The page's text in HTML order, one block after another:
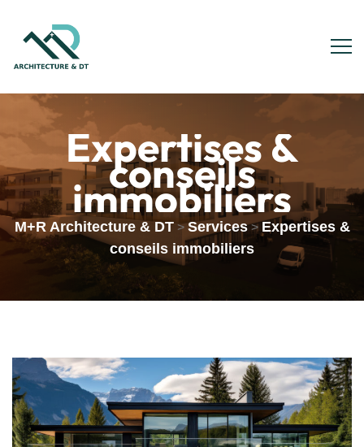
Expertises &
conseils
immobiliers
M+R Architecture & DT>Services> Expertises &
conseils immobiliers